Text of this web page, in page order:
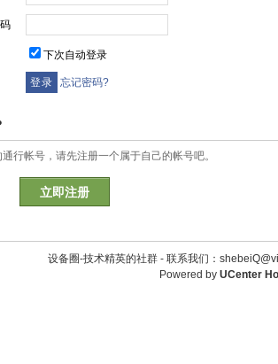
下次自动登录
忘记密码?
行帐号，请先注册一个属于自己的帐号吧。
立即注册
设备圈-技术精英的社群 - 联系我们：
Powered by UCenter